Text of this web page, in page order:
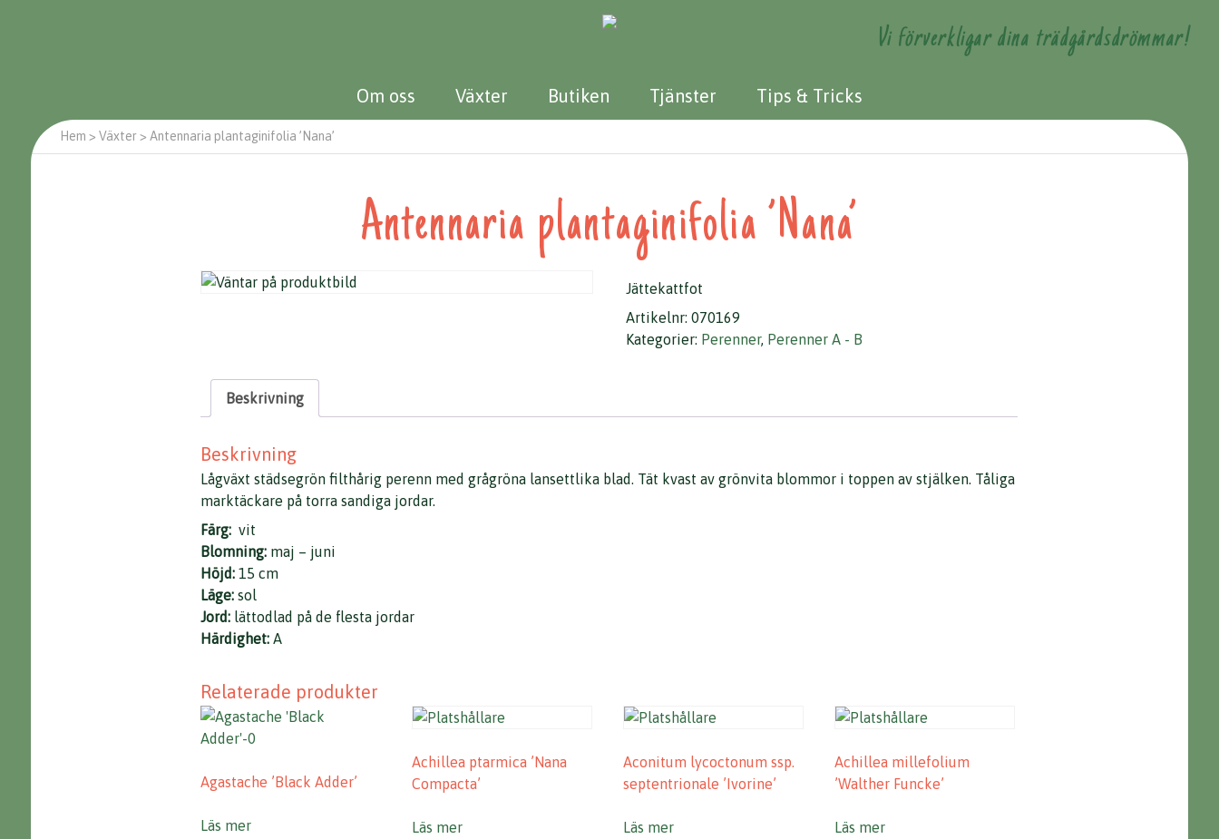
Om oss Växter Butiken Tjänster Tips & Tricks
Vi förverkligar dina trädgårdsdrömmar!
Hem > Växter> Antennaria plantaginifolia ’Nana’
Antennaria plantaginifolia ’Nana’
Jättekattfot
Artikelnr:070169
Kategorier: Perenner, Perenner A - B
Beskrivning
Beskrivning
Lågväxt städsegrön filthårig perenn med grågröna lansettlika blad. Tät kvast av grönvita blommor i toppen av stjälken. Tåliga
marktäckare på torra sandiga jordar.
Färg: vit
Blomning: maj – juni
Höjd: 15 cm
Läge: sol
Jord: lättodlad på de flesta jordar
Härdighet: A
Relaterade produkter
Agastache ’Black Adder’
Läs mer
Achillea ptarmica ’Nana
Compacta’
Läs mer
Aconitum lycoctonum ssp.
septentrionale ’Ivorine’
Läs mer
Achillea millefolium
’Walther Funcke’
Läs mer